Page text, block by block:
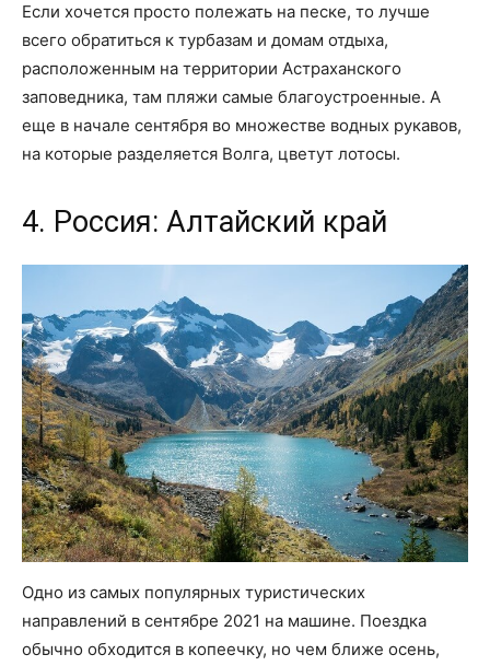
Если хочется просто полежать на песке, то лучше
всего обратиться к турбазам и домам отдыха,
расположенным на территории Астраханского
заповедника, там пляжи самые благоустроенные. А
еще в начале сентября во множестве водных рукавов,
на которые разделяется Волга, цветут лотосы.
4. Россия: Алтайский край
Одно из самых популярных туристических
направлений в сентябре 2021 на машине. Поездка
обычно обходится в копеечку, но чем ближе осень,